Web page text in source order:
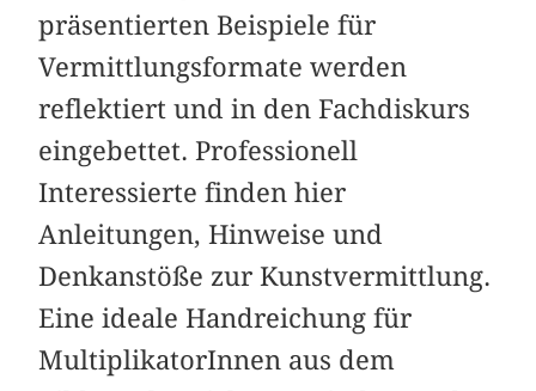
präsentierten Beispiele für
Vermittlungsformate werden
reflektiert und in den Fachdiskurs
eingebettet. Professionell
Interessierte finden hier
Anleitungen, Hinweise und
Denkanstöße zur Kunstvermittlung.
Eine ideale Handreichung für
MultiplikatorInnen aus dem